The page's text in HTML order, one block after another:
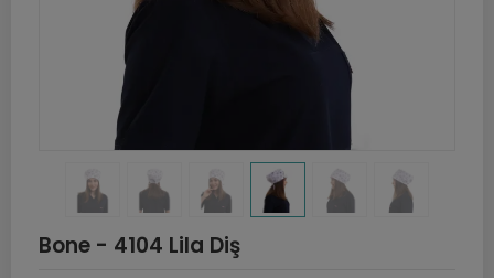
Bone - 4104 Lila Diş